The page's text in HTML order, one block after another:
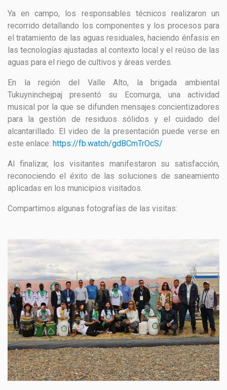
Ya en campo, los responsables técnicos realizaron un
recorrido detallando los componentes y los procesos para
el tratamiento de las aguas residuales, haciendo énfasis en
las tecnologías ajustadas al contexto local y el reúso de las
aguas para el riego de cultivos y áreas verdes.
En la región del Valle Alto, la brigada ambiental
Tukuyninchejpaj presentó su Ecomurga, una actividad
musical por la que se difunden mensajes concientizadores
para la gestión de residuos sólidos y el cuidado del
alcantarillado. El video de la presentación puede verse en
este enlace: https://fb.watch/gdBCmTrOcS/
Al finalizar, los visitantes manifestaron su satisfacción,
reconociendo el éxito de las soluciones de saneamiento
aplicadas en los municipios visitados.
Compartimos algunas fotografías de las visitas: